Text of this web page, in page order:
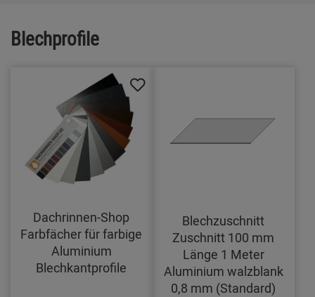
Blechprofile
Dachrinnen-Shop
Farbfächer für farbige
Aluminium
Blechkantprofile
Blechzuschnitt
Zuschnitt 100 mm
Länge 1 Meter
Aluminium walzblank
0,8 mm (Standard)